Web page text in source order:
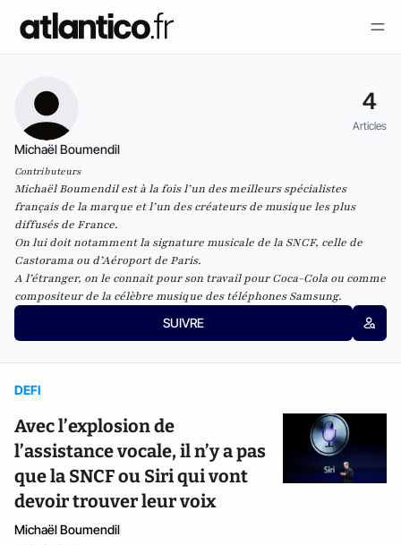
4
Articles
Michaël Boumendil
Contributeurs
Michaël Boumendil est à la fois l’un des meilleurs spécialistes
français de la marque et l’un des créateurs de musique les plus
diffusés de France.
On lui doit notamment la signature musicale de la SNCF, celle de
Castorama ou d’Aéroport de Paris.
A l’étranger, on le connait pour son travail pour Coca-Cola ou comme
compositeur de la célèbre musique des téléphones Samsung.
SUIVRE
DEFI
Avec l’explosion de
l’assistance vocale, il n’y a pas
que la SNCF ou Siri qui vont
devoir trouver leur voix
Michaël Boumendil